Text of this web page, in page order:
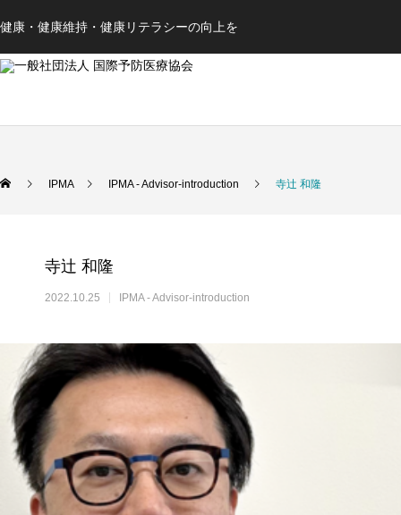
健康・健康維持・健康リテラシーの向上を
IPMA IPMA - Advisor-introduction 寺辻 和隆
寺辻 和隆
2022.10.25 IPMA - Advisor-introduction